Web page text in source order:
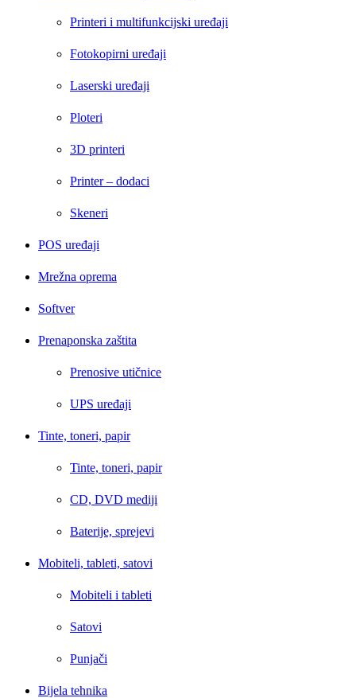
Printeri i multifunkcijski uređaji
Fotokopirni uređaji
Laserski uređaji
Ploteri
3D printeri
Printer – dodaci
Skeneri
POS uređaji
Mrežna oprema
Softver
Prenaponska zaštita
Prenosive utičnice
UPS uređaji
Tinte, toneri, papir
Tinte, toneri, papir
CD, DVD mediji
Baterije, sprejevi
Mobiteli, tableti, satovi
Mobiteli i tableti
Satovi
Punjači
Bijela tehnika